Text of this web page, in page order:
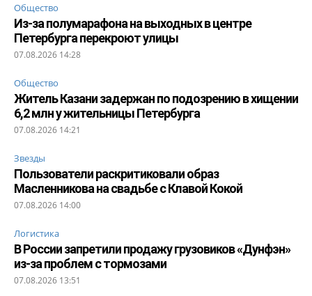
Общество
Из-за полумарафона на выходных в центре
Петербурга перекроют улицы
07.08.2026 14:28
Общество
Житель Казани задержан по подозрению в хищении
6,2 млн у жительницы Петербурга
07.08.2026 14:21
Звезды
Пользователи раскритиковали образ
Масленникова на свадьбе с Клавой Кокой
07.08.2026 14:00
Логистика
В России запретили продажу грузовиков «Дунфэн»
из-за проблем с тормозами
07.08.2026 13:51